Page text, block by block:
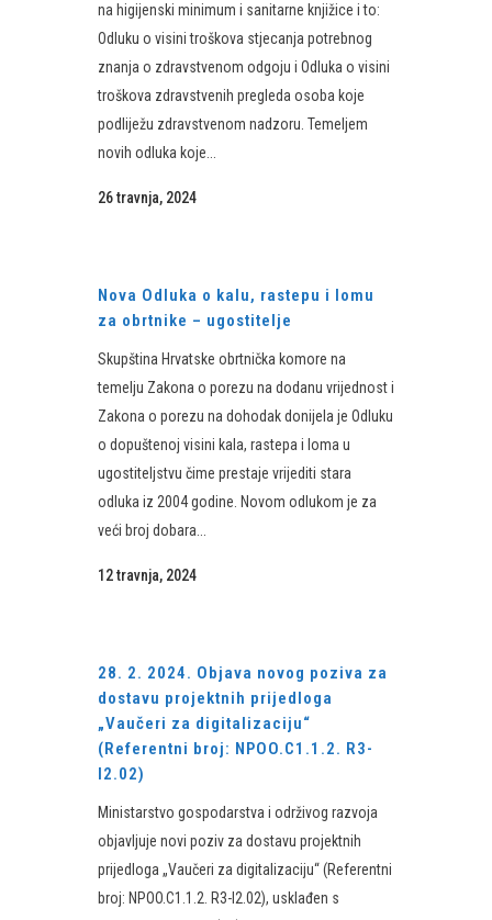
na higijenski minimum i sanitarne knjižice i to:
Odluku o visini troškova stjecanja potrebnog
znanja o zdravstvenom odgoju i Odluka o visini
troškova zdravstvenih pregleda osoba koje
podliježu zdravstvenom nadzoru. Temeljem
novih odluka koje...
26 travnja, 2024
Nova Odluka o kalu, rastepu i lomu
za obrtnike – ugostitelje
Skupština Hrvatske obrtnička komore na
temelju Zakona o porezu na dodanu vrijednost i
Zakona o porezu na dohodak donijela je Odluku
o dopuštenoj visini kala, rastepa i loma u
ugostiteljstvu čime prestaje vrijediti stara
odluka iz 2004 godine. Novom odlukom je za
veći broj dobara...
12 travnja, 2024
28. 2. 2024. Objava novog poziva za
dostavu projektnih prijedloga
„Vaučeri za digitalizaciju“
(Referentni broj: NPOO.C1.1.2. R3-
I2.02)
Ministarstvo gospodarstva i održivog razvoja
objavljuje novi poziv za dostavu projektnih
prijedloga „Vaučeri za digitalizaciju“ (Referentni
broj: NPOO.C1.1.2. R3-I2.02), usklađen s